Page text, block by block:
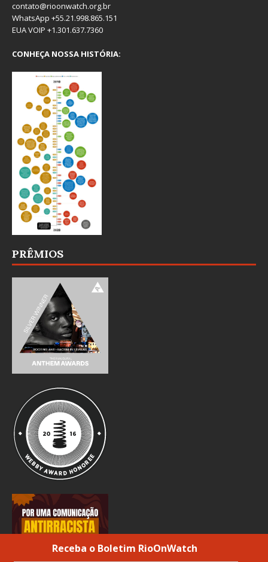
contato@rioonwatch.org.br
WhatsApp +55.21.998.865.151
EUA VOIP +1.301.637.7360
CONHEÇA NOSSA HISTÓRIA:
PRÊMIOS